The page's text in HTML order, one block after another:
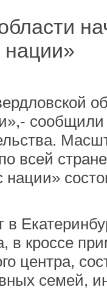
нации»
всей
в
в кроссе
центра,
семей,